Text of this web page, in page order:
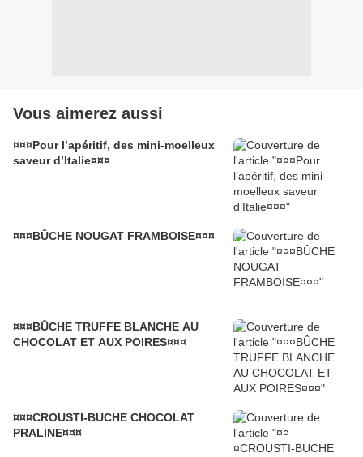
Vous aimerez aussi
¤¤¤Pour l’apéritif, des mini-moelleux
saveur d’Italie¤¤¤
¤¤¤BÛCHE NOUGAT FRAMBOISE¤¤¤
¤¤¤BÛCHE TRUFFE BLANCHE AU
CHOCOLAT ET AUX POIRES¤¤¤
¤¤¤CROUSTI-BUCHE CHOCOLAT
PRALINE¤¤¤